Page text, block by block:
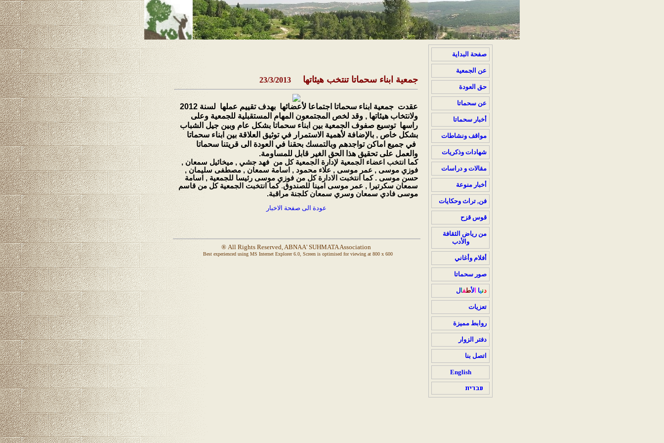
صفحة البداية
عن الجمعية
حق العودة
عن سحماتا
أخبار سحماتا
مواقف ونشاطات
شهادات وذكريات
مقالات و دراسات
أخبار منوعة
فن, تراث وحكايات
قوس قزح
من رياض الثقافة
والأدب
أفلام وأغاني
صور سحماتا
دنيا لطفال
تعزيات
روابط مميزة
دفتر الزوار
اتصل بنا
English
جمعية ابناء سحماتا تنتخب هيئاتها 23/3/2013
عقدت جمعية ابناء سحماتا اجتماعا لأعضائها بهدف تقييم عملها
لسنة 2012
ولانتخاب هيئاتها , وقد لخص المجتمعون المهام المستقبلية للجمعية وعلى
راسها توسيع صفوف الجمعية بين ابناء سحماتا بشكل عام وبين جيل الشباب
بشكل خاص , بالإضافة لأهمية الاستمرار في توثيق العلاقة بين ابناء سحماتا
في جميع اماكن تواجدهم وبالتمسك بحقنا في العودة الى قريتنا سحماتا
والعمل على تحقيق هذا الحق الغير قابل للمساومة.
كما انتخب اعضاء الجمعية لإدارة الجمعية كل من فهد جشي , ميخائيل سمعان ,
فوزي موسى , عمر موسى , علاء محمود , اسامة سمعان , مصطفى سليمان ,
حسن موسى . كما انتخبت الادارة كل من فوزي موسى رئيسا للجمعية , اسامة
سمعان سكرتيرا , عمر موسى امينا للصندوق.كما انتخبت الجمعية كل من قاسم
موسى فادي سمعان وسري سمعان كلجنة مراقبة.
عودة الى صفحة الاخبار
® All Rights Reserved, ABNAA' SUHMATA Association
Best experienced using MS Internet Explorer 6.0, Screen is optimised for viewing at 800 x 600